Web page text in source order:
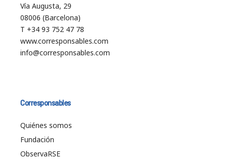
Vía Augusta, 29
08006 (Barcelona)
T +34 93 752 47 78
www.corresponsables.com
info@corresponsables.com
Corresponsables
Quiénes somos
Fundación
ObservaRSE